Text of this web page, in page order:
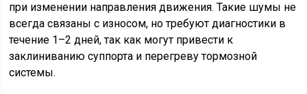
при изменении направления движения. Такие шумы не
всегда связаны с износом, но требуют диагностики в
течение 1–2 дней, так как могут привести к
заклиниванию суппорта и перегреву тормозной
системы.